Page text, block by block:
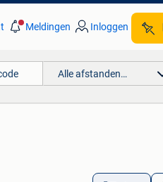
Meldingen Inloggen
Alle afstanden…